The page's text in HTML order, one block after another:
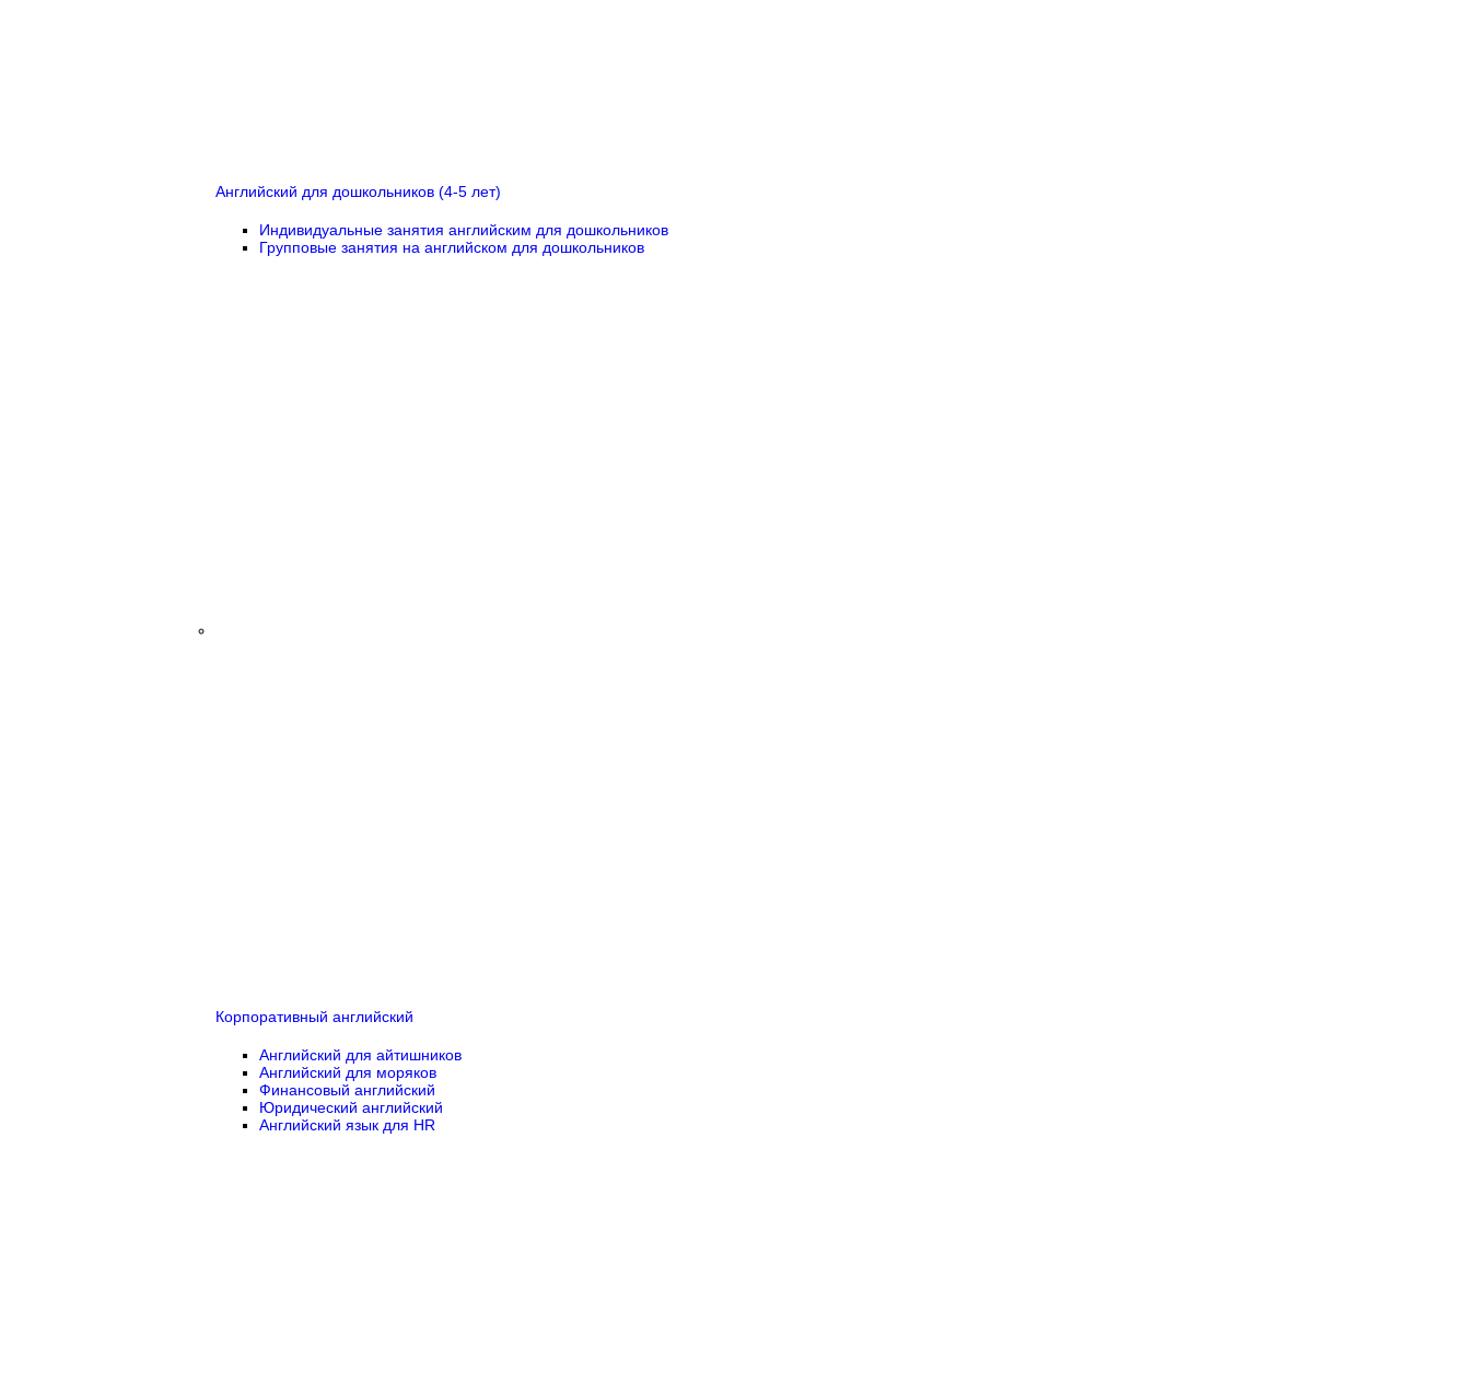
Английский для дошкольников (4-5 лет)
Индивидуальные занятия английским для дошкольников
Групповые занятия на английском для дошкольников
Корпоративный английский
Английский для айтишников
Английский для моряков
Финансовый английский
Юридический английский
Английский язык для HR